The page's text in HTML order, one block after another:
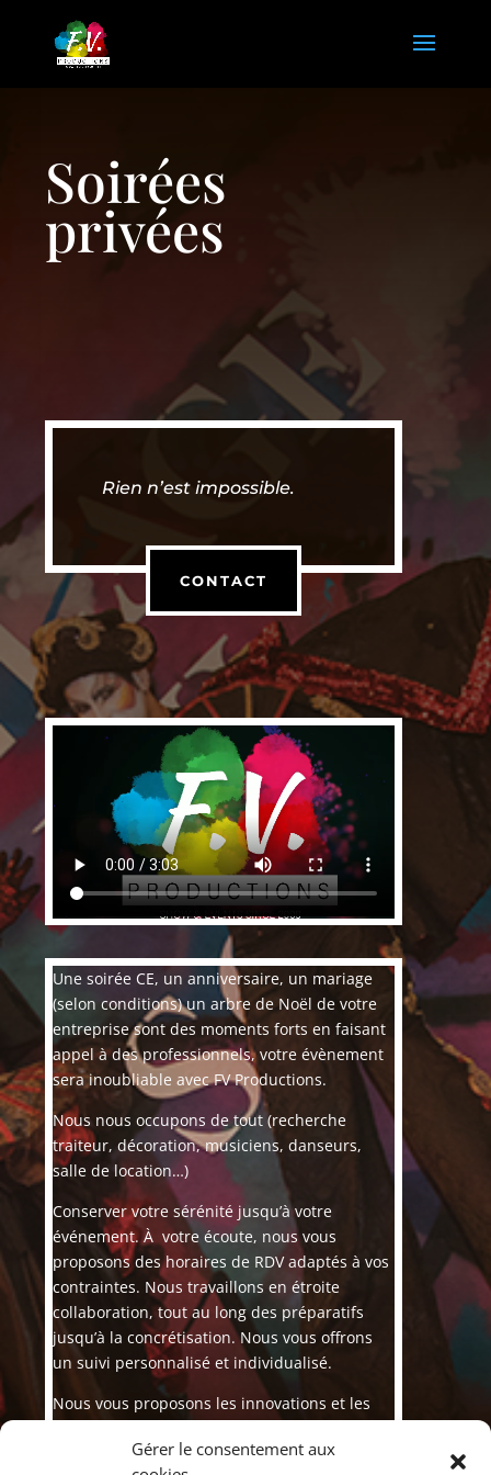
Gérer le consentement aux
Soirées
privées
Rien n’est impossible.
CONTACT
Une soirée CE, un anniversaire, un mariage
(selon conditions) un arbre de Noël de votre
entreprise sont des moments forts en faisant
appel à des professionnels, votre évènement
sera inoubliable avec FV Productions.
Nous nous occupons de tout (recherche
traiteur, décoration, musiciens, danseurs,
salle de location…)
Conserver votre sérénité jusqu’à votre
événement.À votre écoute, nous vous
proposons des horaires de RDV adaptés à vos
contraintes. Nous travaillons en étroite
collaboration, tout au long des préparatifs
jusqu’à la concrétisation. Nous vous offrons
un suivi personnalisé et individualisé.
Nous vous proposons les innovations et les
de vos envies. Alors laissez nous les clés de